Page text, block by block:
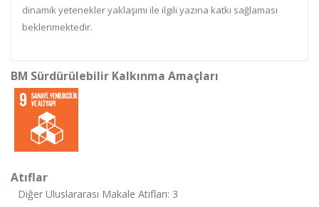
dinamik yetenekler yaklaşımı ile ilgili yazına katkı sağlaması
beklenmektedir.
BM Sürdürülebilir Kalkınma Amaçları
Atıflar
Diğer Uluslararası Makale Atıfları: 3